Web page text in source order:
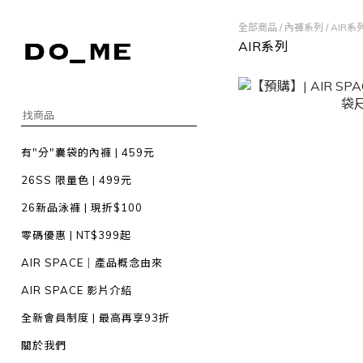
有"分"囊袋的內褲 | 459元
26SS 限量色 | 499元
26新品泳褲 | 現折$100
零碼優惠 | NT$399起
AIR SPACE｜產品概念由來
AIR SPACE 影片介紹
全新會員制度 | 最高再享93折
關於我們
全部商品 / 內褲系列 /AIR系
AIR系列